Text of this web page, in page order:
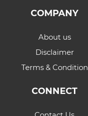
COMPANY
About us
Disclaimer
Terms & Condition
CONNECT